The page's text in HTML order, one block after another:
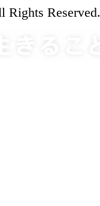
Reserved.